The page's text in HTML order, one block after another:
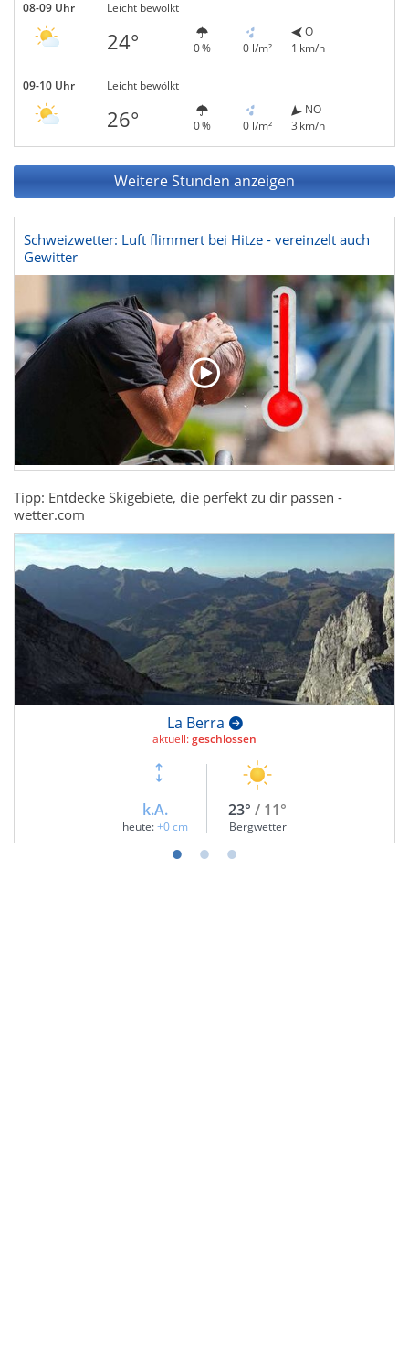
08-09 Uhr Leicht bewölkt
24° 0 % 0 l/m²
O
1 km/h
09-10 Uhr Leicht bewölkt
26° 0 % 0 l/m²
NO
3 km/h
Weitere Stunden anzeigen
Schweizwetter: Luft flimmert bei Hitze - vereinzelt auch
Gewitter
Tipp: Entdecke Skigebiete, die perfekt zu dir passen -
wetter.com
La Berra
aktuell:geschlossen
k.A.
heute:+0 cm
23° / 11°
Bergwetter